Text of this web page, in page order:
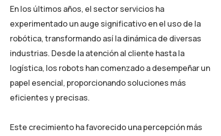
En los últimos años, el sector servicios ha
experimentado un auge significativo en el uso de la
robótica, transformando así la dinámica de diversas
industrias. Desde la atención al cliente hasta la
logística, los robots han comenzado a desempeñar un
papel esencial, proporcionando soluciones más
eficientes y precisas.
Este crecimiento ha favorecido una percepción más